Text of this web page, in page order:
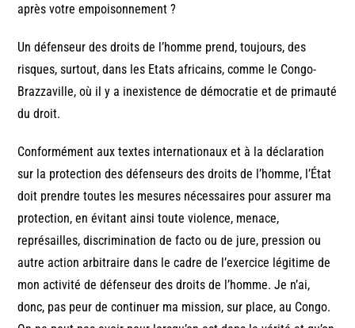
après votre empoisonnement ?
Un défenseur des droits de l’homme prend, toujours, des
risques, surtout, dans les Etats africains, comme le Congo-
Brazzaville, où il y a inexistence de démocratie et de primauté
du droit.
Conformément aux textes internationaux et à la déclaration
sur la protection des défenseurs des droits de l’homme, l’État
doit prendre toutes les mesures nécessaires pour assurer ma
protection, en évitant ainsi toute violence, menace,
représailles, discrimination de facto ou de jure, pression ou
autre action arbitraire dans le cadre de l’exercice légitime de
mon activité de défenseur des droits de l’homme. Je n’ai,
donc, pas peur de continuer ma mission, sur place, au Congo.